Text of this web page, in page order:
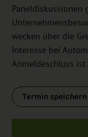
Paneldiskussionen
wecken über die
Interesse bei
Anmeldeschluss
Termin speichern